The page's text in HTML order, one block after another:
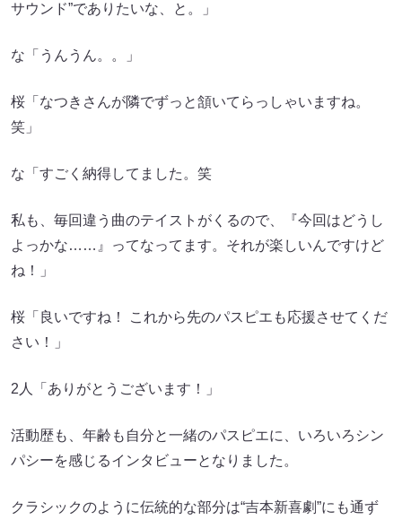
サウンド”でありたいな、と。」
な「うんうん。。」
桜「なつきさんが隣でずっと頷いてらっしゃいますね。
笑」
な「すごく納得してました。笑
私も、毎回違う曲のテイストがくるので、『今回はどうし
よっかな……』ってなってます。それが楽しいんですけど
ね！」
桜「良いですね！ これから先のパスピエも応援させてくだ
さい！」
2人「ありがとうございます！」
活動歴も、年齢も自分と一緒のパスピエに、いろいろシン
パシーを感じるインタビューとなりました。
クラシックのように伝統的な部分は“吉本新喜劇”にも通ず